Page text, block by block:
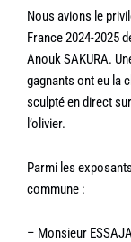
Nous avions le
France 2024-2025
Anouk SAKURA.
gagnants ont eu la
sculpté en direct
l’olivier.
Parmi les
commune :
– Monsieur